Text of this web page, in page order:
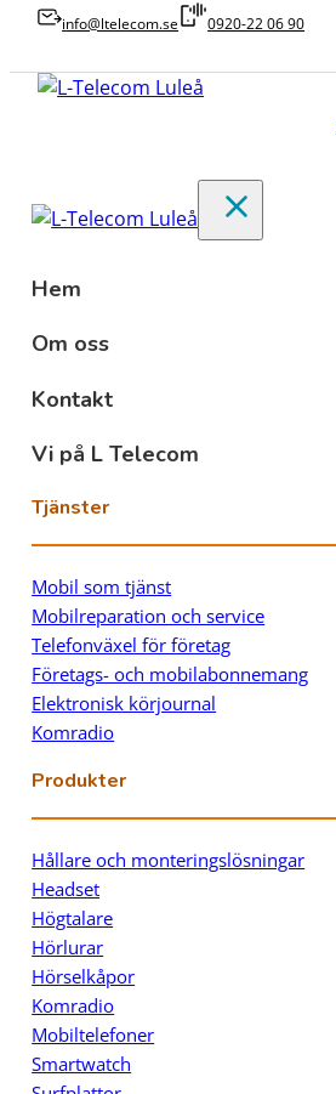
info@ltelecom.se 0920-22 06 90
Hem
Om oss
Kontakt
Vi på L Telecom
Tjänster
Mobil som tjänst
Mobilreparation och service
Telefonväxel för företag
Företags- och mobilabonnemang
Elektronisk körjournal
Komradio
Produkter
Hållare och monteringslösningar
Headset
Högtalare
Hörlurar
Hörselkåpor
Komradio
Mobiltelefoner
Smartwatch